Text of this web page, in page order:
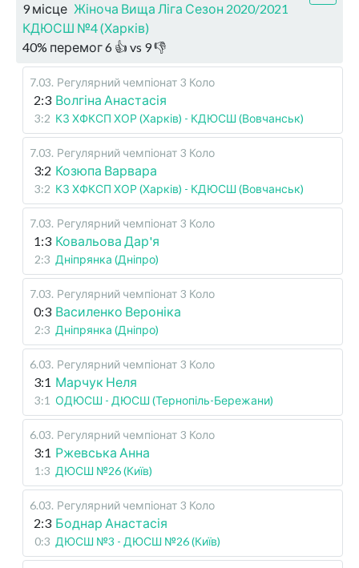
9 місце Жіноча Вища Ліга Сезон 2020/2021
КДЮСШ №4 (Харків)
40% перемог6 👍 vs 9👎
7.03. Регулярний чемпіонат 3 Коло
2:3 Волгіна Анастасія
3:2 КЗ ХФКСП ХОР (Харків) - КДЮСШ (Вовчанськ)
7.03. Регулярний чемпіонат 3 Коло
3:2 Козюпа Варвара
3:2 КЗ ХФКСП ХОР (Харків) - КДЮСШ (Вовчанськ)
7.03. Регулярний чемпіонат 3 Коло
1:3 Ковальова Дар'я
2:3 Дніпрянка (Дніпро)
7.03. Регулярний чемпіонат 3 Коло
0:3 Василенко Вероніка
2:3 Дніпрянка (Дніпро)
6.03. Регулярний чемпіонат 3 Коло
3:1 Марчук Неля
3:1 ОДЮСШ - ДЮСШ (Тернопіль-Бережани)
6.03. Регулярний чемпіонат 3 Коло
3:1 Ржевська Анна
1:3 ДЮСШ №26 (Київ)
6.03. Регулярний чемпіонат 3 Коло
2:3 Боднар Анастасія
0:3 ДЮСШ №3 - ДЮСШ №26 (Київ)